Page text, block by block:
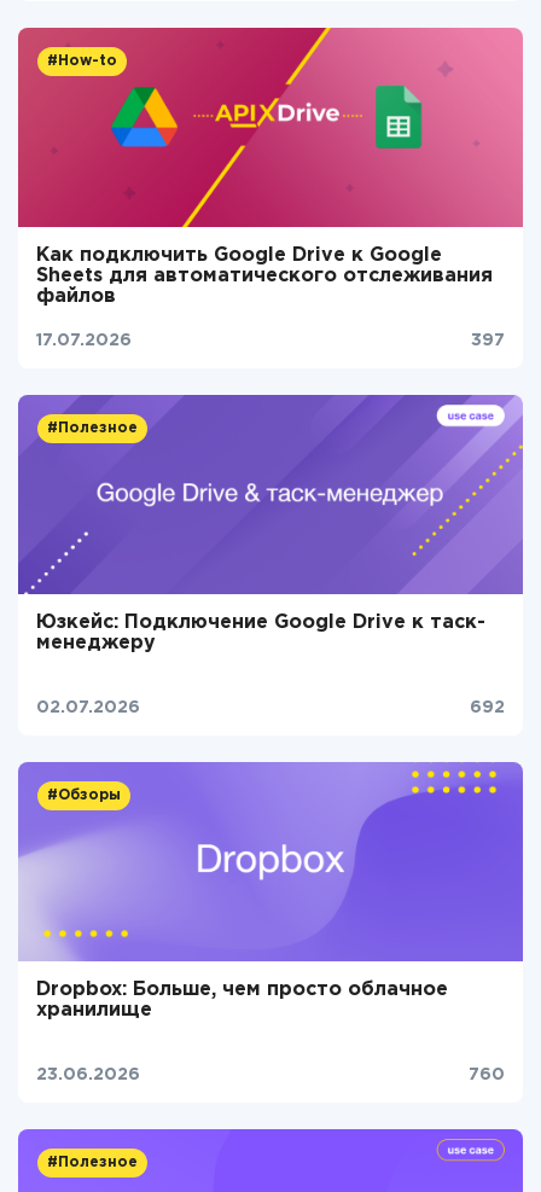
#How-to
Как подключить Google Drive к Google
Sheets для автоматического отслеживания
файлов
17.07.2026 397
#Полезное
Юзкейс: Подключение Google Drive к таск-
менеджеру
02.07.2026 692
#Обзоры
Dropbox: Больше, чем просто облачное
хранилище
23.06.2026 760
#Полезное